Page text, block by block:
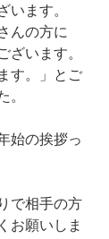
います。
んの方に
ざいます。
す。」とご
。
始の挨拶っ
で相手の方
お願いしま